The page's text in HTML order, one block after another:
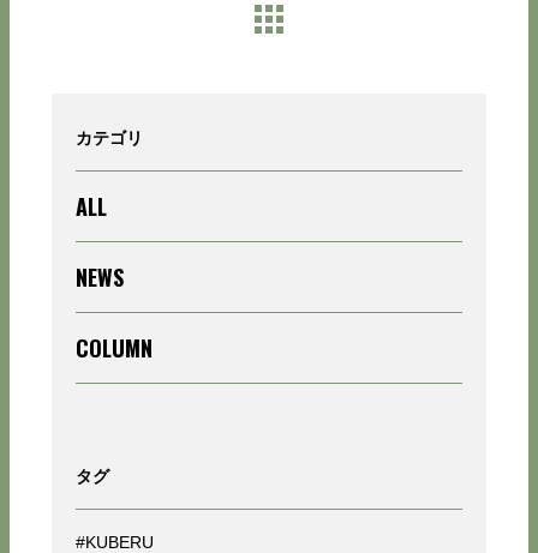
カテゴリ
ALL
NEWS
COLUMN
タグ
#KUBERU